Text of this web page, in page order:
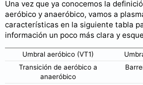
Una vez que ya conocemos la
aeróbico y anaeróbico, vamos a
características en la siguiente tabla
información un poco más clara y
Umbral aeróbico (VT1)
Transición de aeróbico a
anaeróbico